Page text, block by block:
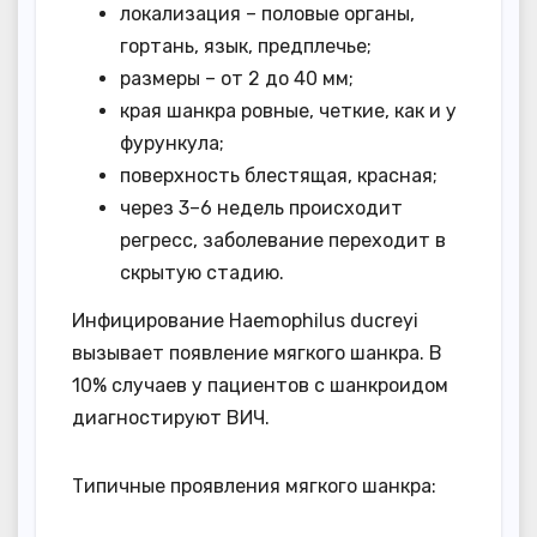
локализация – половые органы,
гортань, язык, предплечье;
размеры – от 2 до 40 мм;
края шанкра ровные, четкие, как и у
фурункула;
поверхность блестящая, красная;
через 3–6 недель происходит
регресс, заболевание переходит в
скрытую стадию.
Инфицирование Haemophilus ducreyi
вызывает появление мягкого шанкра. В
10% случаев у пациентов с шанкроидом
диагностируют ВИЧ.
Типичные проявления мягкого шанкра: